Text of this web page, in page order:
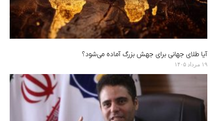
آیا طلای جهانی برای جهش بزرگ آماده می‌شود؟
۱۹ مرداد ۱۴۰۵